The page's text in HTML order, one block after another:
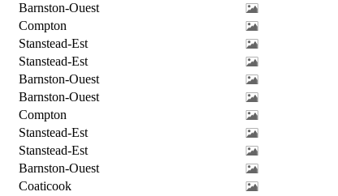
Barnston-Ouest
Compton
Stanstead-Est
Stanstead-Est
Barnston-Ouest
Barnston-Ouest
Compton
Stanstead-Est
Stanstead-Est
Barnston-Ouest
Coaticook